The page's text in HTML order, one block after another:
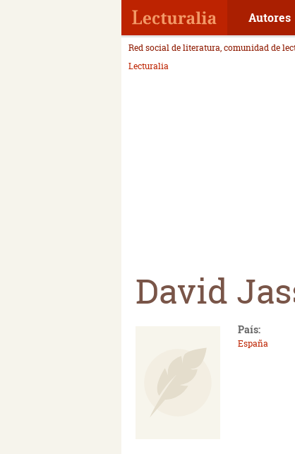
Autores
Red social de literatura, comunidad de
Lecturalia
David
País:
España